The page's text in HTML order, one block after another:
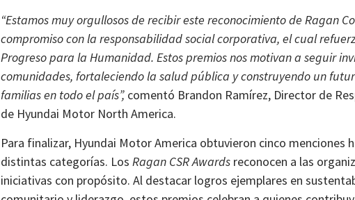
“Estamos muy orgullosos de recibir este reconocimiento de Ragan
compromiso con la responsabilidad social corporativa, el cual
Progreso para la Humanidad. Estos premios nos motivan a seguir
comunidades, fortaleciendo la salud pública y construyendo un
familias en todo el país”, comentó Brandon Ramírez, Director de
de Hyundai Motor North America.
Para finalizar, Hyundai Motor America obtuvieron cinco menciones
distintas categorías. Los Ragan CSR Awards reconocen a las
iniciativas con propósito. Al destacar logros ejemplares en